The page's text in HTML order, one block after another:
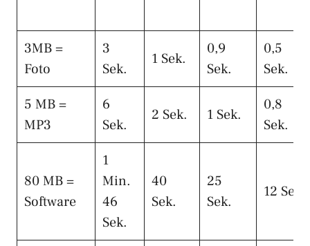
3MB =
Foto
3
Sek.
1 Sek.
0,9
Sek.
0,5
Sek.
5 MB =
MP3
6
Sek.
2 Sek. 1 Sek.
0,8
Sek.
80 MB =
Software
1
Min.
46
Sek.
40
Sek.
25
Sek.
12 Sek.